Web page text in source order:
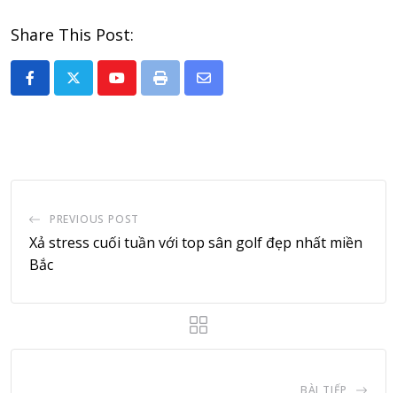
Share This Post:
YoutubePrint
Share
PREVIOUS POST
Xả stress cuối tuần với top sân golf đẹp nhất miền
Bắc